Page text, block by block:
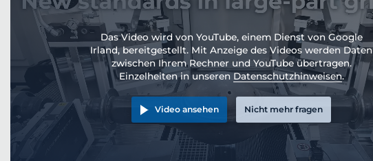
Das Video wird von YouTube, einem Dienst von Google
Irland, bereitgestellt. Mit Anzeige des Videos werden Daten
zwischen Ihrem Rechner und YouTube übertragen.
Einzelheiten in unserenDatenschutzhinweisen.
Video ansehen Nicht mehr fragen